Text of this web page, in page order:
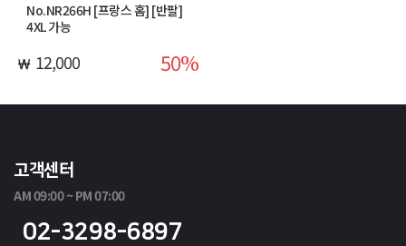
No.NR266H [프랑스 홈] [반팔]
4XL 가능
12,000 50
고객센터
AM 09:00 ~ PM 07:00
02-3298-6897